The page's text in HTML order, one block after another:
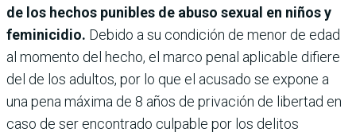
de los hechos punibles de abuso sexual en niños y
feminicidio. Debido a su condición de menor de edad
al momento del hecho, el marco penal aplicable difiere
del de los adultos, por lo que el acusado se expone a
una pena máxima de 8 años de privación de libertad en
caso de ser encontrado culpable por los delitos